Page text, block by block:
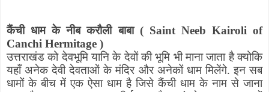
कैंची धाम के नीब करौली बाबा (Saint Neeb Kairoli of
Canchi Hermitage )
उत्तराखंड को देवभूमि यानि के देवों की भूमि भी माना जाता है क्योकि
यहाँ अनेक देवी देवताओं के मंदिर और अनेकों धाम मिलेंगे.इन सब
धामों के बीच में एक ऐसा धाम है जिसे कैंची धाम के नाम से जाना